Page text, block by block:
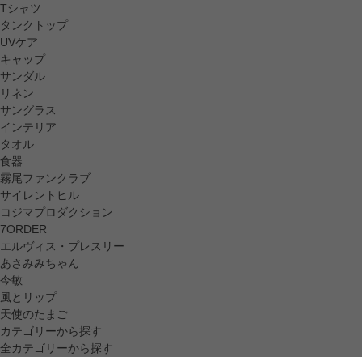
Tシャツ
タンクトップ
UVケア
キャップ
サンダル
リネン
サングラス
インテリア
タオル
食器
霧尾ファンクラブ
サイレントヒル
コジマプロダクション
7ORDER
エルヴィス・プレスリー
あさみみちゃん
今敏
風とリップ
天使のたまご
カテゴリーから探す
全カテゴリーから探す